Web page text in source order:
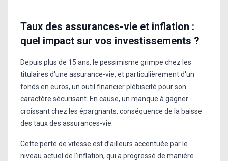
Taux des assurances-vie et inflation :
quel impact sur vos investissements ?
Depuis plus de 15 ans, le pessimisme grimpe chez les
titulaires d'une assurance-vie, et particulièrement d'un
fonds en euros, un outil financier plébiscité pour son
caractère sécurisant. En cause, un manque à gagner
croissant chez les épargnants, conséquence de la baisse
des taux des assurances-vie.
Cette perte de vitesse est d’ailleurs accentuée par le
niveau actuel de l’inflation, qui a progressé de manière